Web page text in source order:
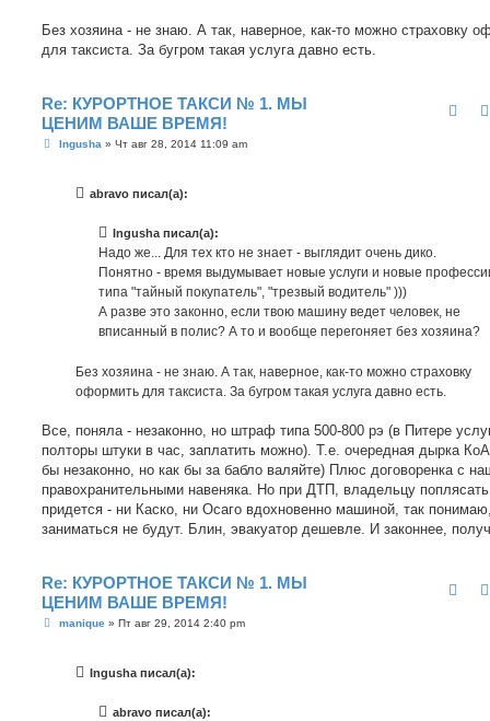
Без хозяина - не знаю. А так, наверное, как-то можно страховку
для таксиста. За бугром такая услуга давно есть.
Re: КУРОРТНОЕ ТАКСИ № 1. МЫ
ЦЕНИМ ВАШЕ ВРЕМЯ!
СIngusha» Чт авг 28, 2014 11:09 am
abravo писал(а):
Ingusha писал(а):
Надо же... Для тех кто не знает - выглядит очень дико.
Понятно - время выдумывает новые услуги и новые
типа "тайный покупатель", "трезвый водитель" )))
А разве это законно, если твою машину ведет человек, не
вписанный в полис? А то и вообще перегоняет без хозяина?
Без хозяина - не знаю. А так, наверное, как-то можно страховку
оформить для таксиста. За бугром такая услуга давно есть.
Все, поняла - незаконно, но штраф типа 500-800 рэ (в Питере
полторы штуки в час, заплатить можно). Т.е. очередная дырка
бы незаконно, но как бы за бабло валяйте) Плюс договоренка с
правохранительными навеняка. Но при ДТП, владельцу поплясать
придется - ни Каско, ни Осаго вдохновенно машиной, так
заниматься не будут. Блин, эвакуатор дешевле. И законнее,
Re: КУРОРТНОЕ ТАКСИ № 1. МЫ
ЦЕНИМ ВАШЕ ВРЕМЯ!
Сmanique» Пт авг 29, 2014 2:40 pm
Ingusha писал(а):
abravo писал(а):